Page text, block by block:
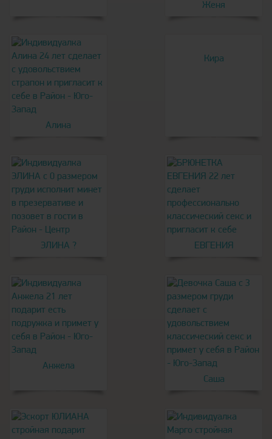
Женя
Алина
Кира
ЭЛИНА ? ЕВГЕНИЯ
Анжела
Саша